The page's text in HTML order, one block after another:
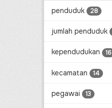
penduduk 28
jumlah penduduk
kependudukan 16
kecamatan 14
pegawai 13